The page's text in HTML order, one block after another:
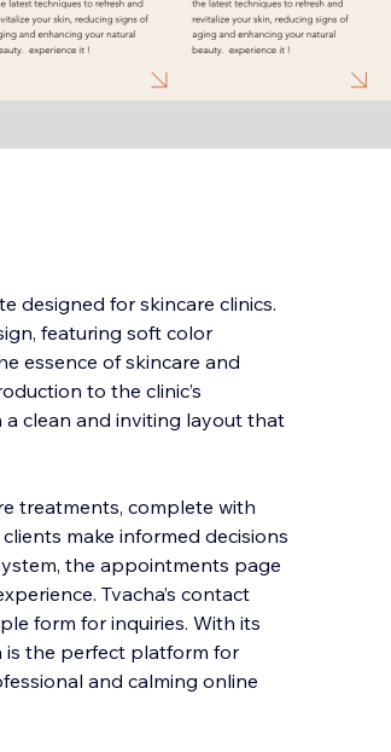
designed for skincare clinics.
featuring soft color
essence of skincare and
to the clinic’s
a clean and inviting layout that
treatments, complete with
make informed decisions
the appointments page
Tvacha’s contact
form for inquiries. With its
is the perfect platform for
and calming online